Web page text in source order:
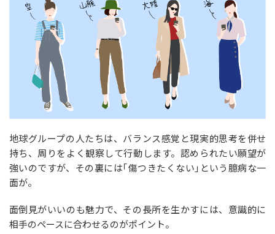
地球グループの人たちは、バランス感覚と現実的思考を併せ
持ち、周りをよく観察して行動します。認められたい願望が
強いのですが、その裏には｢傷つきたくない｣という臆病な一
面が。
面倒見がいいのも魅力で、その長所を生かすには、意識的に
相手のペースに合わせるのがポイント。